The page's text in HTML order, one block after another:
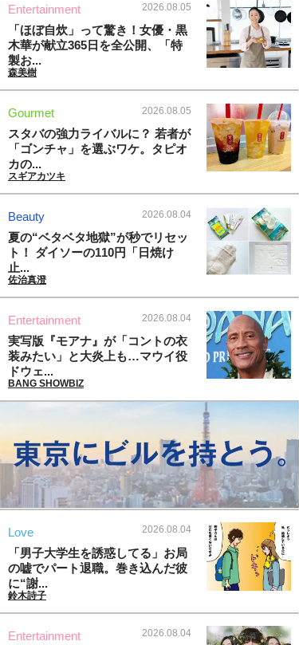
Entertainment 2026.08.05
「ほぼ自炊」って驚き！女優・黒
木華が献立365日を全公開、「特
製お...
森美樹
Gourmet 2026.08.05
スタバの強力ライバルに？ 若者が
「ゴンチャ」を選ぶワケ。タピオ
カの...
スギアカツキ
Beauty 2026.08.04
夏の“ベタベタ地獄”が秒でリセッ
ト！ ダイソーの110円「日焼け
止...
佐治真澄
Entertainment 2026.08.04
実写版『モアナ』が「コントの衣
装みたい」と大炎上も…マウイ役
ドウェ...
BANG SHOWBIZ
Love 2026.08.04
「男子大学生を誘惑してる」お局
の嘘でパート退職。巻き込んだ彼
に“謝...
鈴木詩子
Entertainment 2026.08.04